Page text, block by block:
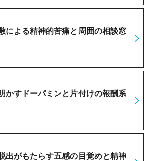
による精神的苦痛と周囲の相談窓
かすドーパミンと片付けの報酬系
出がもたらす五感の目覚めと精神